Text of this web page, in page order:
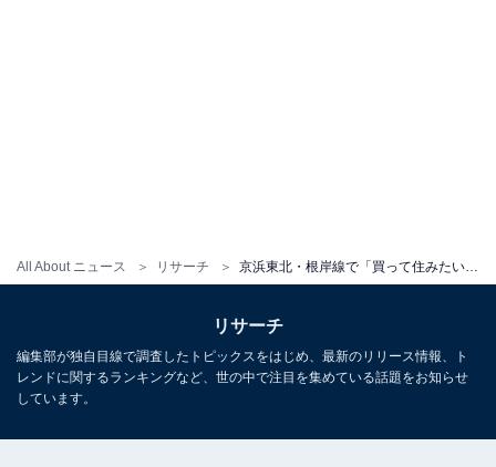
All About ニュース リサーチ
リサーチ
編集部が独自目線で調査したトピックスをはじめ、最新のリリース情報、ト
レンドに関するランキングなど、世の中で注目を集めている話題をお知らせ
しています。